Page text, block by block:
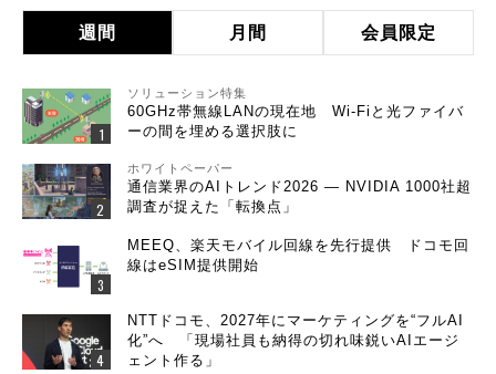
週間 月間 会員限定
ソリューション特集
60GHz帯無線LANの現在地 Wi-Fiと光ファイバ
ーの間を埋める選択肢に
ホワイトペーパー
通信業界のAIトレンド2026 ― NVIDIA 1000社超
調査が捉えた「転換点」
MEEQ、楽天モバイル回線を先行提供 ドコモ回
線はeSIM提供開始
NTTドコモ、2027年にマーケティングを“フルAI
化”へ 「現場社員も納得の切れ味鋭いAIエージ
ェント作る」